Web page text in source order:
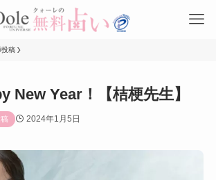
投稿
New Year！【桔梗先生】
2024年1月5日